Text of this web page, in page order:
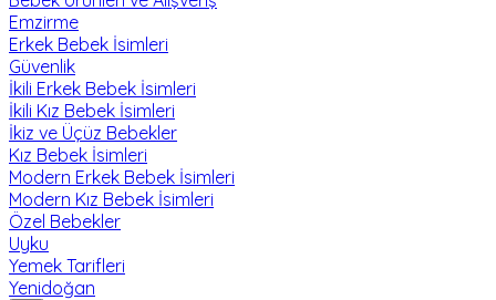
Emzirme
Erkek Bebek İsimleri
Güvenlik
İkili Erkek Bebek İsimleri
İkili Kız Bebek İsimleri
İkiz ve Üçüz Bebekler
Kız Bebek İsimleri
Modern Erkek Bebek İsimleri
Modern Kız Bebek İsimleri
Özel Bebekler
Uyku
Yemek Tarifleri
Yenidoğan